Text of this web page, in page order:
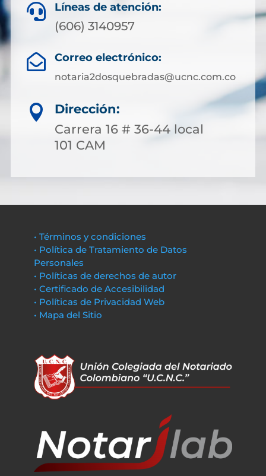
 Líneas de atención:
(606) 3140957
 Correo electrónico:
notaria2dosquebradas@ucnc.com.co

Dirección:
Carrera 16 # 36-44 local
101 CAM
• Términos y condiciones
• Política de Tratamiento de Datos
Personales
• Políticas de derechos de autor
• Certificado de Accesibilidad
• Políticas de Privacidad Web
• Mapa del Sitio